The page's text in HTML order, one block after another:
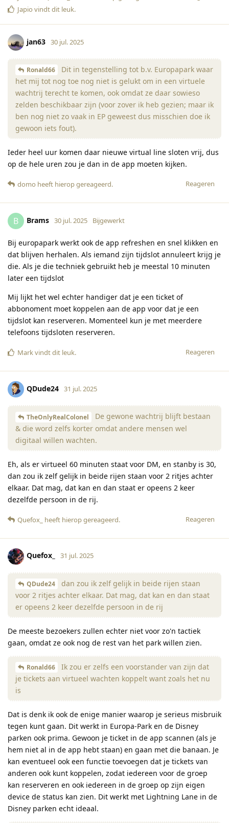
Japio vindt dit leuk.
jan63 30 jul. 2025
Ronald66
Dit in tegenstelling tot b.v. Europapark waar
het mij tot nog toe nog niet is gelukt om in een virtuele
wachtrij terecht te komen, ook omdat ze daar sowieso
zelden beschikbaar zijn (voor zover ik heb gezien; maar ik
ben nog niet zo vaak in EP geweest dus misschien doe ik
gewoon iets fout).
Ieder heel uur komen daar nieuwe virtual line sloten vrij, dus
op de hele uren zou je dan in de app moeten kijken.
Reageren
domo heeft hierop gereageerd.
B Brams 30 jul. 2025 Bijgewerkt
Bij europapark werkt ook de app refreshen en snel klikken en
dat blijven herhalen. Als iemand zijn tijdslot annuleert krijg je
die. Als je die techniek gebruikt heb je meestal 10 minuten
later een tijdslot
Mij lijkt het wel echter handiger dat je een ticket of
abbonoment moet koppelen aan de app voor dat je een
tijdslot kan reserveren. Momenteel kun je met meerdere
telefoons tijdsloten reserveren.
Reageren
Markvindt dit leuk.
QDude24 31 jul. 2025
TheOnlyRealColonel
De gewone wachtrij blijft bestaan
& die word zelfs korter omdat andere mensen wel
digitaal willen wachten.
Eh, als er virtueel 60 minuten staat voor DM, en stanby is 30,
dan zou ik zelf gelijk in beide rijen staan voor 2 ritjes achter
elkaar. Dat mag, dat kan en dan staat er opeens 2 keer
dezelfde persoon in de rij.
Reageren
Quefox_ heeft hierop gereageerd.
Quefox_ 31 jul. 2025
QDude24
dan zou ik zelf gelijk in beide rijen staan
voor 2 ritjes achter elkaar. Dat mag, dat kan en dan staat
er opeens 2 keer dezelfde persoon in de rij
De meeste bezoekers zullen echter niet voor zo'n tactiek
gaan, omdat ze ook nog de rest van het park willen zien.
Ronald66
Ik zou er zelfs een voorstander van zijn dat
je tickets aan virtueel wachten koppelt want zoals het nu
is
Dat is denk ik ook de enige manier waarop je serieus misbruik
tegen kunt gaan. Dit werkt in Europa-Park en de Disney
parken ook prima. Gewoon je ticket in de app scannen (als je
hem niet al in de app hebt staan) en gaan met die banaan. Je
kan eventueel ook een functie toevoegen dat je tickets van
anderen ook kunt koppelen, zodat iedereen voor de groep
kan reserveren en ook iedereen in de groep op zijn eigen
device de status kan zien. Dit werkt met Lightning Lane in de
Disney parken echt ideaal.